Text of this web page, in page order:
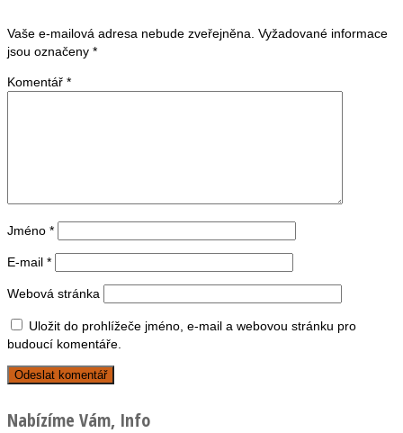
Vaše e-mailová adresa nebude zveřejněna. Vyžadované informace
jsou označeny *
Komentář *
Jméno *
E-mail *
Webová stránka
Uložit do prohlížeče jméno, e-mail a webovou stránku pro
budoucí komentáře.
Nabízíme Vám, Info